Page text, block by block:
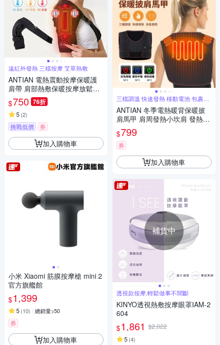
遠紅外發熱 三檔按摩 艾草熱敷
ANTIAN 電熱震動按摩保暖護
肩帶 肩部熱敷保暖按摩放鬆器
手臂按摩機 肩膀運動護具
$750 76折
5 (2)
挑戰低價 券
加入購物車
小米 Xiaomi 筋膜按摩槍 mini 2
官方旗艦館
$1,399
5 (10) 總銷量>50
券
加入購物車
三檔調溫 快速發熱 移動電池 包裹式
熱敷
ANTIAN 冬季電熱暖背保暖披
肩馬甲 肩周發熱小坎肩 發熱馬
甲 背部保暖神器
$799
券
加入購物車
補貨中
透視款按摩,輕鬆做事不間斷
KINYO透視熱敷按摩眼罩IAM-2
604
$1,861 $2,022
5 (4)